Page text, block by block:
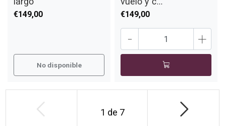
€149,00
No disponible
€149,00
- +
1 de 7